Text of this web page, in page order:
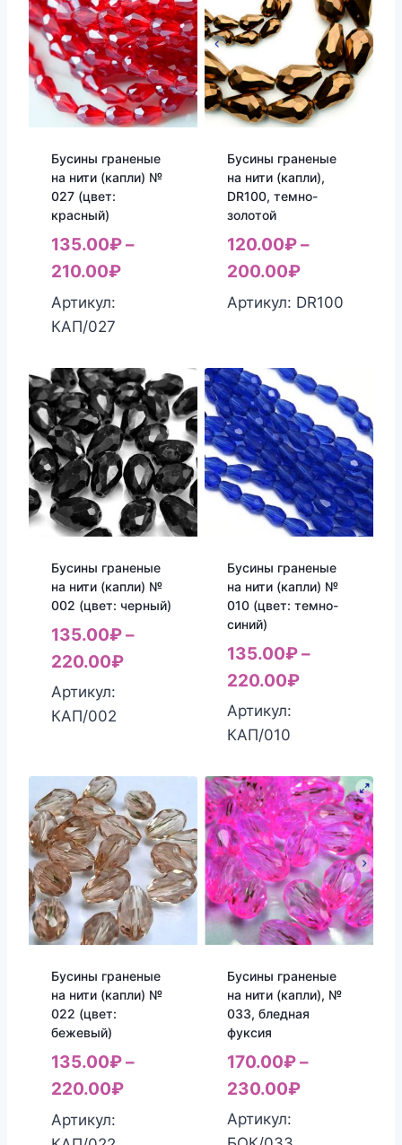
Бусины граненые
на нити (капли) №
027 (цвет:
красный)
135.00₽–
210.00₽
Артикул:
КАП/027
Бусины граненые
на нити (капли),
DR100, темно-
золотой
120.00₽–
200.00₽
Артикул: DR100
Бусины граненые
на нити (капли) №
002 (цвет: черный)
135.00₽–
220.00₽
Артикул:
КАП/002
Бусины граненые
на нити (капли) №
010 (цвет: темно-
синий)
135.00₽–
220.00₽
Артикул:
КАП/010
Бусины граненые
на нити (капли) №
022 (цвет:
бежевый)
135.00₽–
220.00₽
Артикул:
Бусины граненые
на нити (капли), №
033, бледная
фуксия
170.00₽–
230.00₽
Артикул: